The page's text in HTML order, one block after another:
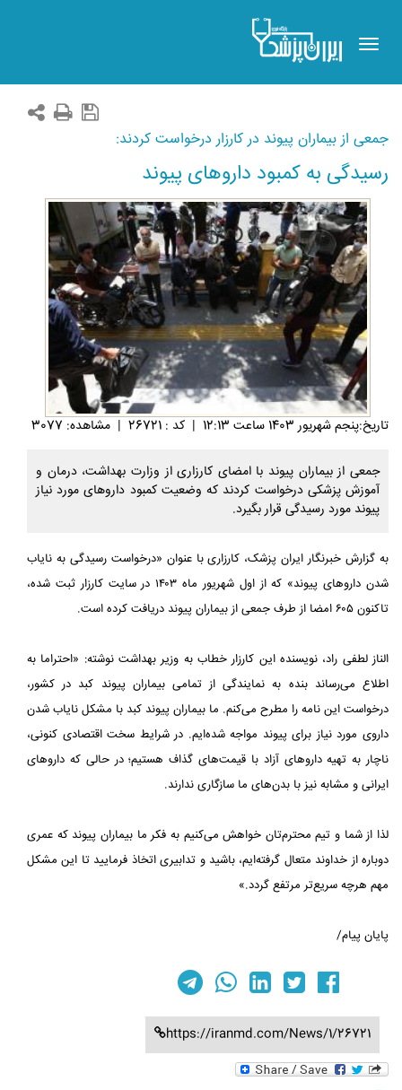
Toggle
navigation
جمعی از بیماران پیوند در کارزار درخواست کردند:
رسیدگی به کمبود داروهای پیوند
تاريخ:پنجم شهريور 1403 ساعت 12:13 | کد : 26721 | مشاهده: 3077
جمعی از بیماران پیوند با امضای کارزاری از وزارت بهداشت، درمان و
آموزش پزشکی درخواست کردند که وضعیت کمبود داروهای مورد نیاز
پیوند مورد رسیدگی قرار بگیرد.
به گزارش خبرنگار ایران پزشک، کارزاری با عنوان «درخواست رسیدگی به نایاب
شدن داروهای پیوند» که از اول شهریور ماه ۱۴۰۳ در سایت کارزار ثبت شده،
تاکنون ۶۰۵ امضا از طرف جمعی از بیماران پیوند دریافت کرده است.
الناز لطفی راد، نویسنده این کارزار خطاب به وزیر بهداشت نوشته: «احتراما به
اطلاع می‌رساند بنده به نمایندگی از تمامی بیماران پیوند کبد در کشور،
درخواست این نامه را مطرح می‌کنم. ما بیماران پیوند کبد با مشکل نایاب شدن
داروی مورد نیاز برای پیوند مواجه شده‌ایم. در شرایط سخت اقتصادی کنونی،
ناچار به تهیه داروهای آزاد با قیمت‌های گذاف هستیم؛ در حالی که داروهای
ایرانی و مشابه نیز با بدن‌های ما سازگاری ندارند.
لذا از شما و تیم محترم‌تان خواهش می‌کنیم به فکر ما بیماران پیوند که عمری
دوباره از خداوند متعال گرفته‌ایم، باشید و تدابیری اتخاذ فرمایید تا این مشکل
مهم هرچه سریع‌تر مرتفع گردد.»
پایان پیام/
https://iranmd.com/News/1/26721